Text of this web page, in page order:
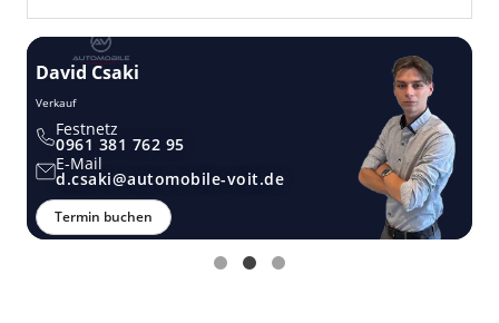
David Csaki
Verkauf
Festnetz
0961 381 762 95
E-Mail
d.csaki@automobile-voit.de
Termin buchen